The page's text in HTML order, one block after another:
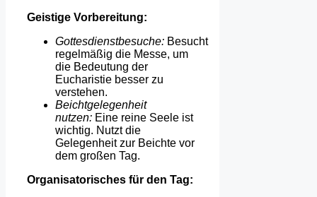
Geistige Vorbereitung:
Gottesdienstbesuche: Besucht
regelmäßig die Messe, um
die Bedeutung der
Eucharistie besser zu
verstehen.
Beichtgelegenheit
nutzen: Eine reine Seele ist
wichtig. Nutzt die
Gelegenheit zur Beichte vor
dem großen Tag.
Organisatorisches für den Tag: